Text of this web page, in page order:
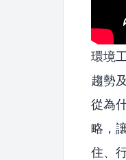
環境
趨勢
從為
略，
住、